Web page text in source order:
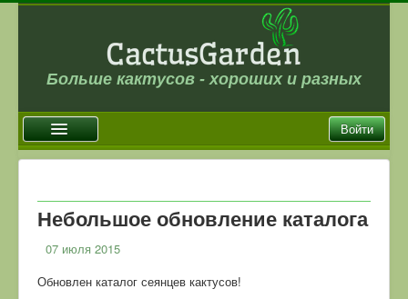
Больше кактусов - хороших и разных
Войти
Новости
Небольшое обновление каталога
07 июля 2015
Обновлен каталог сеянцев кактусов!